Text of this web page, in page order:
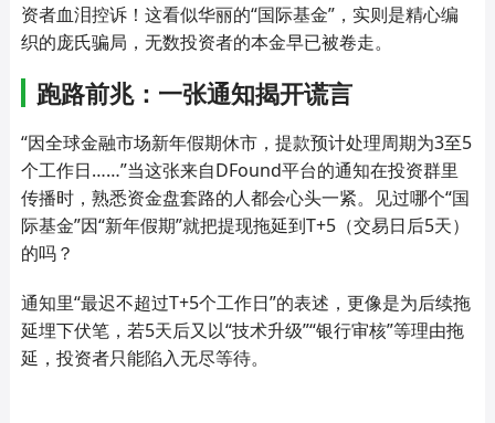
资者血泪控诉！这看似华丽的“国际基金”，实则是精心编
织的庞氏骗局，无数投资者的本金早已被卷走。
跑路前兆：一张通知揭开谎言
“因全球金融市场新年假期休市，提款预计处理周期为3至5
个工作日……”当这张来自DFound平台的通知在投资群里
传播时，熟悉资金盘套路的人都会心头一紧。见过哪个“国
际基金”因“新年假期”就把提现拖延到T+5（交易日后5天）
的吗？
通知里“最迟不超过T+5个工作日”的表述，更像是为后续拖
延埋下伏笔，若5天后又以“技术升级”“银行审核”等理由拖
延，投资者只能陷入无尽等待。